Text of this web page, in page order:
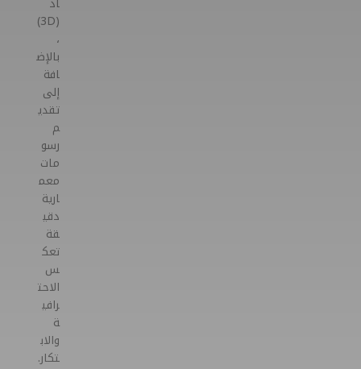
(3D)
،
بالإض
افة
إلى
تقدي
م
رسو
مات
معم
ارية
دقي
قة
تعك
س
الاحت
رافي
ة
والاب
تكار.